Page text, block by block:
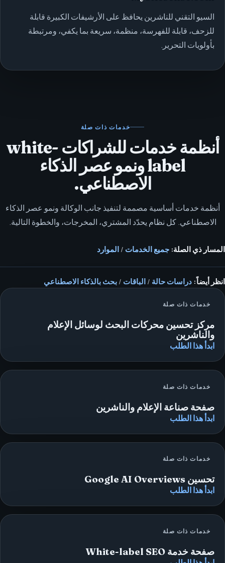
السيو التقني للناشرين يحافظ على الأرشيفات الكبيرة قابلة
للزحف، قابلة للفهرسة، منظمة، سريعة بما يكفي، ومرتبطة
بأولويات التحرير.
خدمات ذات صلة
أنظمة خدمات للشراكات white-
label ونمو عصر الذكاء
الاصطناعي.
أنظمة خدمات أساسية مصممة لتنفيذ جانب الوكالة ونمو عصر الذكاء
الاصطناعي. كل نظام يحدّد المشتري، المخرجات، والخطوة التالية.
المسار ذي الصلة: جميع الخدمات / الموارد
انظر أيضاً: دراسات حالة / الباقات / بحث بالذكاء الاصطناعي
خدمات ذات صلة
مركز تحسين محركات البحث لوسائل الإعلام
والناشرين
ابدأ هذا الطلب
خدمات ذات صلة
صفحة صناعة الإعلام والناشرين
ابدأ هذا الطلب
خدمات ذات صلة
تحسين Google AI Overviews
ابدأ هذا الطلب
خدمات ذات صلة
صفحة خدمة White-label SEO